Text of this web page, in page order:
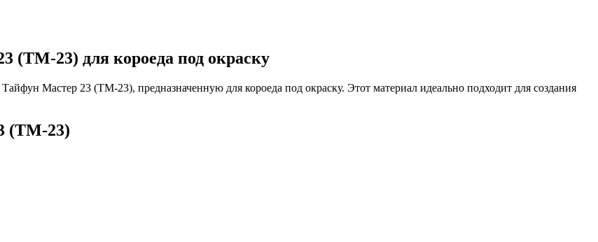
(ТМ-23) для короеда под окраску
Мастер 23 (ТМ-23), предназначенную для короеда под окраску. Этот материал идеально подходит для создания
(ТМ-23)